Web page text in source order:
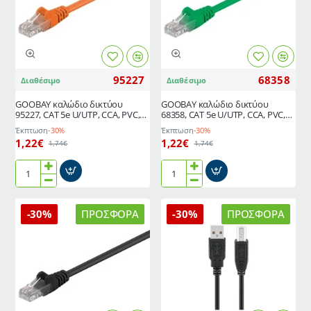
MHz,
CCA,
1.5m,
CCA,
2m,
κίτρινο
Διαθέσιμο 95227
GOOBAY καλώδιο δικτύου
95227, CAT 5e U/UTP, CCA, PVC,
2m, πορτοκαλί
Έκπτωση-30%
1,22€ 1,74€
GOOBAY
δικτύου
95227,
CCA,
PVC,
2m,
Διαθέσιμο 68358
GΟOBAY καλώδιο δικτύου
68358, CAT 5e U/UTP, CCA, PVC,
2m, πράσινο
Έκπτωση-30%
1,22€ 1,74€
GΟOBAY
δικτύου
68358,
ΠΡΟΣΦΟΡΆ
-30% ΠΡΟΣΦΟΡΆ
-30%